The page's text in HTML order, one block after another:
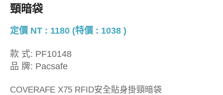
頸暗袋
定價 NT : 1180 (特價 : 1038 )
款 式: PF10148
品 牌: Pacsafe
COVERAFE X75 RFID安全貼身掛頸暗袋